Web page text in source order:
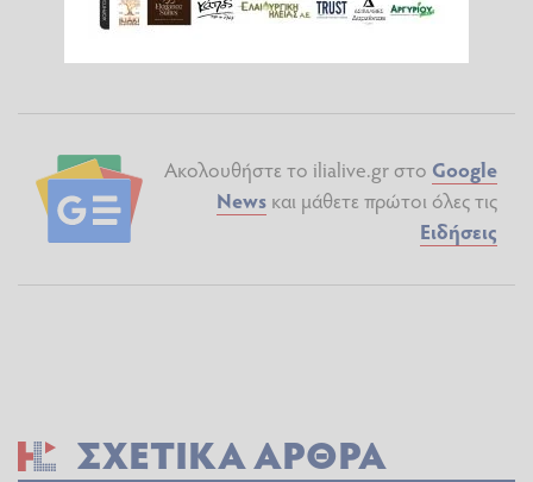
Ακολουθήστε το ilialive.gr στο Google
News και μάθετε πρώτοι όλες τις
Ειδήσεις
ΣΧΕΤΙΚΆ ΆΡΘΡΑ